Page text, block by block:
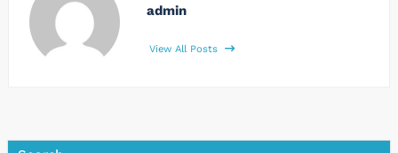
admin
View All Posts